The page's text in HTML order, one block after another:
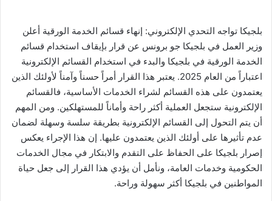
بلجيكا تواجه التحدي الإلكتروني: إنهاء قسائم الخدمة الورقية أعلن
وزير العمل في بلجيكا جو برونس عن قرار بإيقاف استخدام قسائم
الخدمة الورقية في بلجيكا والبدء في استخدام القسائم الإلكترونية
اعتباراً من العام 2025. يعتبر هذا القرار أمراً حسناً وآمناً لأولئك الذين
يعتمدون على هذه القسائم لشراء الخدمات الأساسية، فالقسائم
الإلكترونية ستجعل العملية أكثر راحة وأماناً للمستهلكين. ومن المهم
أن يتم التحول إلى القسائم الإلكترونية بطريقة سلسة وسهلة لضمان
عدم تأثيرها على أولئك الذين يعتمدون عليها. إن هذا الإجراء يعكس
إصرار بلجيكا على الحفاظ على التقدم والابتكار في مجال الخدمات
الحكومية وخدمات العامة، ونأمل أن يؤدي هذا القرار إلى جعل حياة
المواطنين في بلجيكا أكثر سهولة وراحة.